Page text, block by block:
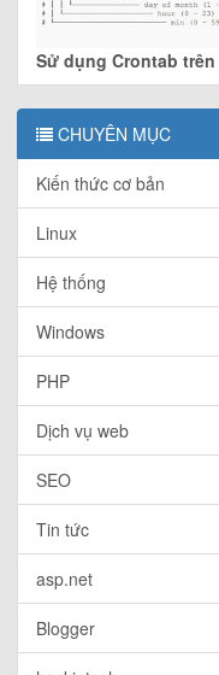
Sử dụng Crontab
CHUYÊN MỤC
Kiến thức cơ bản
Linux
Hệ thống
Windows
PHP
Dịch vụ web
SEO
Tin tức
asp.net
Blogger